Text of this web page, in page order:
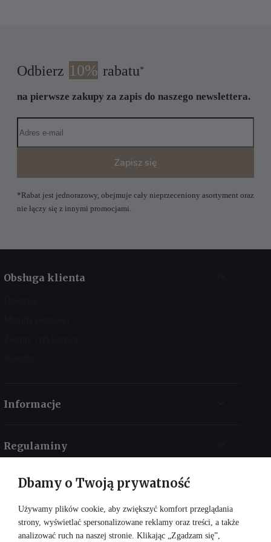
Odbierz 10% rabatu*
na pierwsze zakupy za zapis do naszego newslettera.
Zapisz się
*Rabat jest jednorazowy, obejmuje cały nieprzeceniony asortyment oraz
nie łączy się z innymi promocjami.
Obsługa klienta
Informacje
Regulaminy
Kontakt
Dbamy o Twoją prywatność
Używamy plików cookie, aby zwiększyć komfort przeglądania
strony, wyświetlać spersonalizowane reklamy oraz treści, a także
analizować ruch na naszej stronie. Klikając „Zgadzam się”,